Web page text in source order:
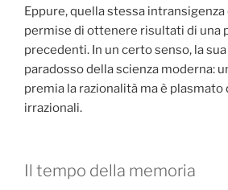
Eppure, quella stessa intransigenza
permise di ottenere risultati di una
precedenti. In un certo senso, la
paradosso della scienza moderna:
premia la razionalità ma è plasmato
irrazionali.
Il tempo della memoria